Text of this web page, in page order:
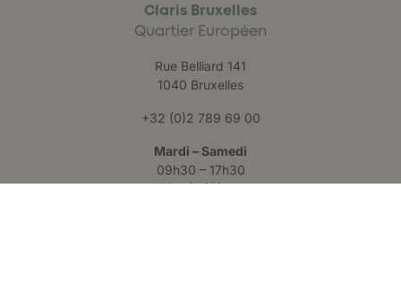
Claris Bruxelles
Quartier Européen
Rue Belliard 141
1040 Bruxelles
+32 (0)2 789 69 00
Mardi – Samedi
09h30 – 17h30
Claris Liège